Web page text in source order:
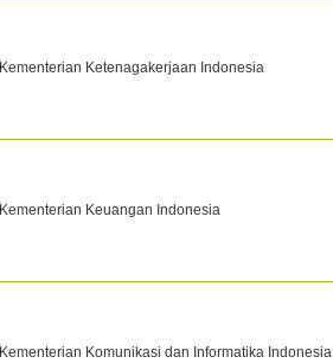
Kementerian Ketenagakerjaan Indonesia
Kementerian Keuangan Indonesia
Kementerian Komunikasi dan Informatika Indonesia